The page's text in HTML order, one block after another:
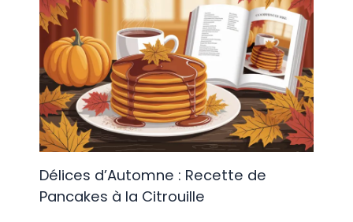
Délices d’Automne : Recette de
Pancakes à la Citrouille